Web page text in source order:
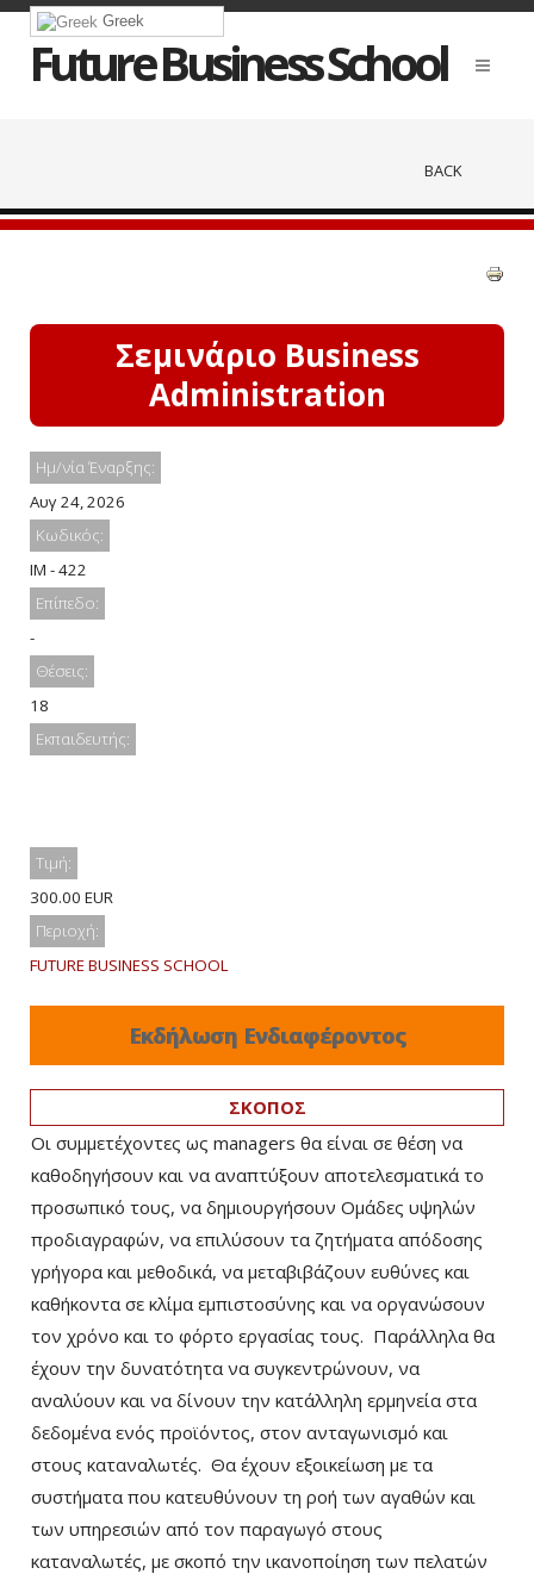
Greek
Future Business School
BACK
Σεμινάριο Business
Administration
Ημ/νία Έναρξης:
Αυγ 24, 2026
Κωδικός:
IM - 422
Επίπεδο:
-
Θέσεις:
18
Εκπαιδευτής:
Τιμή:
300.00 EUR
Περιοχή:
FUTURE BUSINESS SCHOOL
Εκδήλωση Ενδιαφέροντος
ΣΚΟΠΟΣ
Οι συμμετέχοντες ως managers θα είναι σε θέση να
καθοδηγήσουν και να αναπτύξουν αποτελεσματικά το
προσωπικό τους, να δημιουργήσουν Ομάδες υψηλών
προδιαγραφών, να επιλύσουν τα ζητήματα απόδοσης
γρήγορα και μεθοδικά, να μεταβιβάζουν ευθύνες και
καθήκοντα σε κλίμα εμπιστοσύνης και να οργανώσουν
τον χρόνο και το φόρτο εργασίας τους. Παράλληλα θα
έχουν την δυνατότητα να συγκεντρώνουν, να
αναλύουν και να δίνουν την κατάλληλη ερμηνεία στα
δεδομένα ενός προϊόντος, στον ανταγωνισμό και
στους καταναλωτές. Θα έχουν εξοικείωση με τα
συστήματα που κατευθύνουν τη ροή των αγαθών και
των υπηρεσιών από τον παραγωγό στους
καταναλωτές, με σκοπό την ικανοποίηση των πελατών